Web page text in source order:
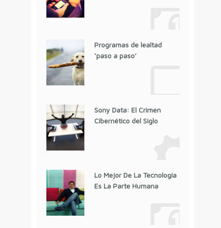
Programas de lealtad
‘paso a paso’
Sony Data: El Crimen
Cibernético del Siglo
Lo Mejor De La Tecnología
Es La Parte Humana